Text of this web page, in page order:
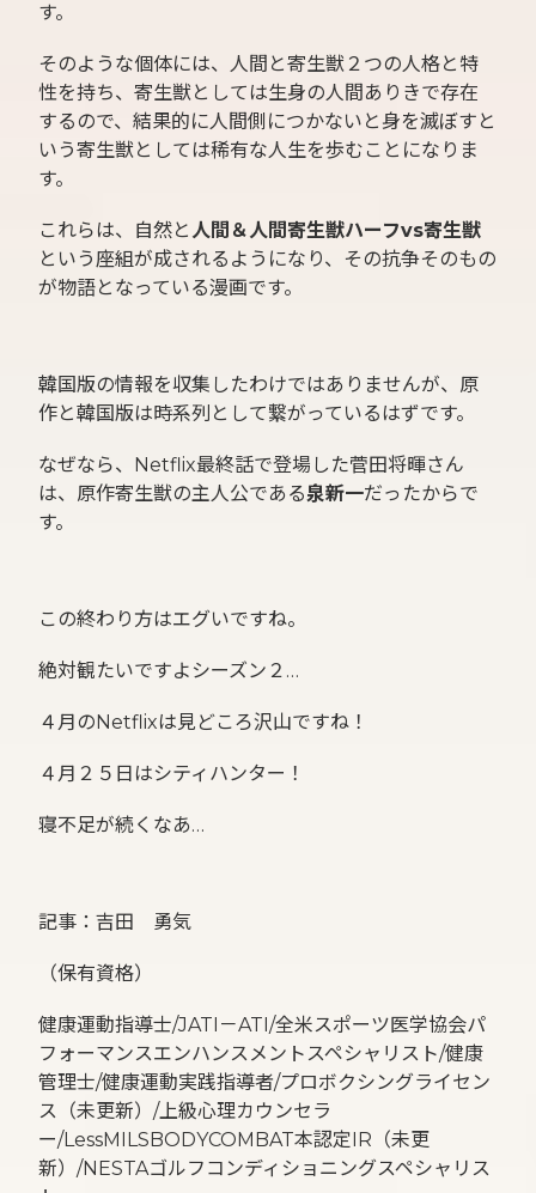
す。
そのような個体には、人間と寄生獣２つの人格と特
性を持ち、寄生獣としては生身の人間ありきで存在
するので、結果的に人間側につかないと身を滅ぼすと
いう寄生獣としては稀有な人生を歩むことになりま
す。
これらは、自然と 人間＆人間寄生獣ハーフvs寄生獣
という座組が成されるようになり、その抗争そのもの
が物語となっている漫画です。
韓国版の情報を収集したわけではありませんが、原
作と韓国版は時系列として繋がっているはずです。
なぜなら、Netflix最終話で登場した菅田将暉さん
は、原作寄生獣の主人公である泉新一だったからで
す。
この終わり方はエグいですね。
絶対観たいですよシーズン２…
４月のNetflixは見どころ沢山ですね！
４月２５日はシティハンター！
寝不足が続くなあ…
記事：吉田 勇気
（保有資格）
健康運動指導士/JATI－ATI/全米スポーツ医学協会パ
フォーマンスエンハンスメントスペシャリスト/健康
管理士/健康運動実践指導者/プロボクシングライセン
ス（未更新）/上級心理カウンセラ
ー/LessMILSBODYCOMBAT本認定IR（未更
新）/NESTAゴルフコンディショニングスペシャリス